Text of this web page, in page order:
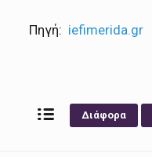
Πηγή: iefimerida.gr
Διάφορα